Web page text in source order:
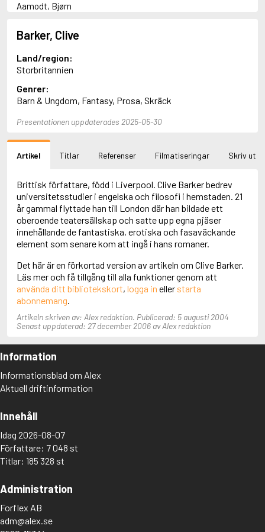
Aamodt, Bjørn
Abbey, Kieran
Abbot, Anthony
Abbott, John
Abbott, Megan
Abdel-Fattah, Randa
Abdolah, Kader
Abé, Kobo
Abele, Inga
Aboulela, Leila
Abrahams, Peter (f. 1947)
Abrahamson, Emmy
Abse, Dannie
Abu-Jaber, Diana
Abulhawa, Susan
Aburas, Lone
Achmatova, Anna
Aciman, André
Ackebo, Lena
Acker, Kathy
Ackroyd, Peter
Adam de la Halle
Adams, Herbert
Adams, Jane
Adams, Richard
Adelborg, Ottilia
Adichie, Chimamanda Ngozi
Adiga, Aravind
Adler-Olsen, Jussi
Adlerbeth, Gudmund Jöran
Adolfsson, Eva
Adolfsson, Evert
Adolfsson, Gunnar
Adolfsson, Josefine
Barker, Clive
Land/region:
Storbritannien
Genrer:
Barn & Ungdom, Fantasy, Prosa, Skräck
Presentationen uppdaterades 2025-05-30
Artikel Titlar Referenser Filmatiseringar Skriv ut
Brittisk författare, född i Liverpool. Clive Barker bedrev
universitetsstudier i engelska och filosofi i hemstaden. 21
år gammal flyttade han till London där han bildade ett
oberoende teatersällskap och satte upp egna pjäser
innehållande de fantastiska, erotiska och fasaväckande
element som senare kom att ingå i hans romaner.
Det här är en förkortad version av artikeln om Clive Barker.
Läs mer och få tillgång till alla funktioner genom att
använda ditt bibliotekskort, logga in eller starta
abonnemang.
Artikeln skriven av: Alex redaktion. Publicerad: 5 augusti 2004
Senast uppdaterad: 27 december 2006 av Alex redaktion
Information
Informationsblad om Alex
Aktuell driftinformation
Innehåll
Idag 2026-08-07
Författare: 7 048 st
Titlar: 185 328 st
Administration
Forflex AB
adm@alex.se